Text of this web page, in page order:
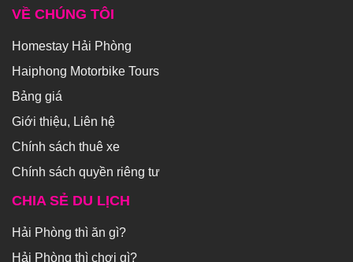
VỀ CHÚNG TÔI
Homestay Hải Phòng
Haiphong Motorbike Tours
Bảng giá
Giới thiệu, Liên hệ
Chính sách thuê xe
Chính sách quyền riêng tư
CHIA SẺ DU LỊCH
Hải Phòng thì ăn gì?
Hải Phòng thì chơi gì?